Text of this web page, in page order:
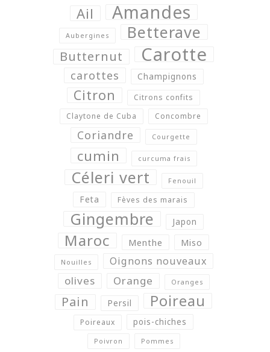
Ail Amandes
Aubergines Betterave
Butternut Carotte
carottes Champignons
Citron
Citrons confits
Claytone de Cuba
Concombre
Coriandre Courgette
cumin curcuma frais
Céleri vert Fenouil
Feta Fèves des marais
Gingembre Japon
Maroc Menthe Miso
Nouilles Oignons nouveaux
olives Orange Oranges
Pain Persil Poireau
Poireaux pois-chiches
Poivron Pommes